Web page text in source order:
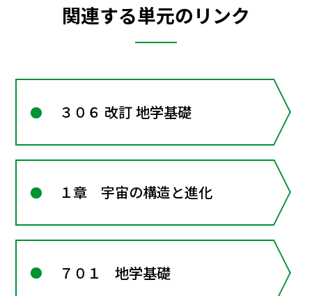
関連する単元のリンク
３０６ 改訂 地学基礎
１章 宇宙の構造と進化
７０１ 地学基礎